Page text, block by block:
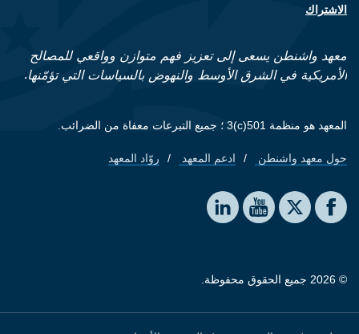
الاشتراك
معهد واشنطن يسعى إلى تعزيز فهم متوازن وواقعي للمصالح
الأمريكية في الشرق الأوسط والنهوض بالسياسات التي تؤمّنها.
المعهد هو منظمة 501(c)3 ؛ جميع التبرعات معفاة من الضرائب.
Footer quick links
حول معهد واشنطن ادعم المعهد روّاد المعهد
Social media
The Washington Institute on Facebook
The Washington Institute on X
The Washington Institute on YouTube
The Washington Institute on LinkedIn
© 2026 جميع الحقوق محفوظة.